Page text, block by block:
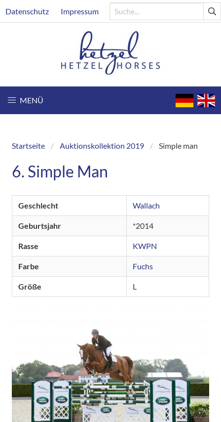
zum
Header
Datenschutz Impressum
MENÜ
Breadcrumb
Startseite Auktionskollektion 2019 Simple man
6. Simple Man
Geschlecht Wallach
Geburtsjahr 2014
Rasse KWPN
Farbe Fuchs
Größe L